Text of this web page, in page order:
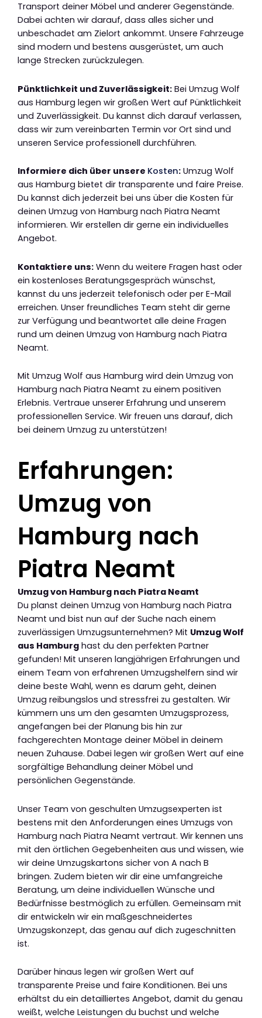
Transport deiner Möbel und anderer Gegenstände.
Dabei achten wir darauf, dass alles sicher und
unbeschadet am Zielort ankommt. Unsere Fahrzeuge
sind modern und bestens ausgerüstet, um auch
lange Strecken zurückzulegen.
Pünktlichkeit und Zuverlässigkeit: Bei Umzug Wolf
aus Hamburg legen wir großen Wert auf Pünktlichkeit
und Zuverlässigkeit. Du kannst dich darauf verlassen,
dass wir zum vereinbarten Termin vor Ort sind und
unseren Service professionell durchführen.
Informiere dich über unsere Kosten: Umzug Wolf
aus Hamburg bietet dir transparente und faire Preise.
Du kannst dich jederzeit bei uns über die Kosten für
deinen Umzug von Hamburg nach Piatra Neamt
informieren. Wir erstellen dir gerne ein individuelles
Angebot.
Kontaktiere uns: Wenn du weitere Fragen hast oder
ein kostenloses Beratungsgespräch wünschst,
kannst du uns jederzeit telefonisch oder per E-Mail
erreichen. Unser freundliches Team steht dir gerne
zur Verfügung und beantwortet alle deine Fragen
rund um deinen Umzug von Hamburg nach Piatra
Neamt.
Mit Umzug Wolf aus Hamburg wird dein Umzug von
Hamburg nach Piatra Neamt zu einem positiven
Erlebnis. Vertraue unserer Erfahrung und unserem
professionellen Service. Wir freuen uns darauf, dich
bei deinem Umzug zu unterstützen!
Erfahrungen:
Umzug von
Hamburg nach
Piatra Neamt
Umzug von Hamburg nach Piatra Neamt
Du planst deinen Umzug von Hamburg nach Piatra
Neamt und bist nun auf der Suche nach einem
zuverlässigen Umzugsunternehmen? Mit Umzug Wolf
aus Hamburg hast du den perfekten Partner
gefunden! Mit unseren langjährigen Erfahrungen und
einem Team von erfahrenen Umzugshelfern sind wir
deine beste Wahl, wenn es darum geht, deinen
Umzug reibungslos und stressfrei zu gestalten. Wir
kümmern uns um den gesamten Umzugsprozess,
angefangen bei der Planung bis hin zur
fachgerechten Montage deiner Möbel in deinem
neuen Zuhause. Dabei legen wir großen Wert auf eine
sorgfältige Behandlung deiner Möbel und
persönlichen Gegenstände.
Unser Team von geschulten Umzugsexperten ist
bestens mit den Anforderungen eines Umzugs von
Hamburg nach Piatra Neamt vertraut. Wir kennen uns
mit den örtlichen Gegebenheiten aus und wissen, wie
wir deine Umzugskartons sicher von A nach B
bringen. Zudem bieten wir dir eine umfangreiche
Beratung, um deine individuellen Wünsche und
Bedürfnisse bestmöglich zu erfüllen. Gemeinsam mit
dir entwickeln wir ein maßgeschneidertes
Umzugskonzept, das genau auf dich zugeschnitten
ist.
Darüber hinaus legen wir großen Wert auf
transparente Preise und faire Konditionen. Bei uns
erhältst du ein detailliertes Angebot, damit du genau
weißt, welche Leistungen du buchst und welche